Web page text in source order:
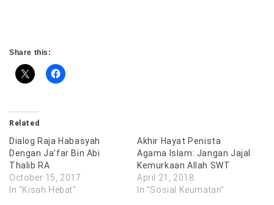
Share this:
Related
Dialog Raja Habasyah
Dengan Ja’far Bin Abi
Thalib RA
October 15, 2017
In "Kisah Hebat"
Akhir Hayat Penista
Agama Islam: Jangan Jajal
Kemurkaan Allah SWT
April 21, 2018
In "Sosial Keumatan"